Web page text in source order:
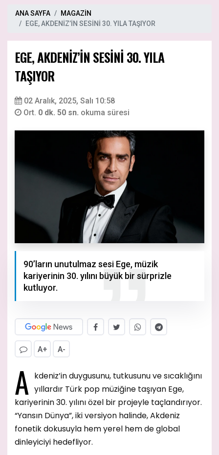
ANA SAYFA
MAGAZİN
EGE, AKDENİZ’İN SESİNİ 30. YILA TAŞIYOR
EGE, AKDENİZ’İN SESİNİ 30. YILA
TAŞIYOR
02 Aralık, 2025, Salı 10:58
Ort. 0 dk. 50 sn. okuma süresi
90’ların unutulmaz sesi Ege, müzik
kariyerinin 30. yılını büyük bir sürprizle
kutluyor.
A+ A-
A kdeniz’in duygusunu, tutkusunu ve sıcaklığını
yıllardır Türk pop müziğine taşıyan Ege,
kariyerinin 30. yılını özel bir projeyle taçlandırıyor.
“Yansın Dünya”, iki versiyon halinde, Akdeniz
fonetik dokusuyla hem yerel hem de global
dinleyiciyi hedefliyor.